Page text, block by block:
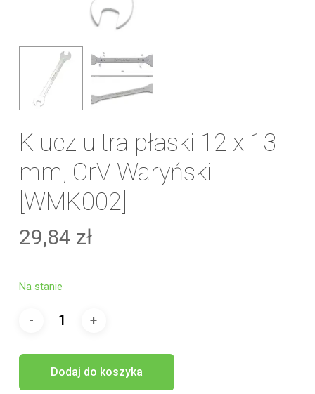
Klucz ultra płaski 12 x 13
mm, CrV Waryński
[WMK002]
29,84 zł
Na stanie
Dodaj do koszyka